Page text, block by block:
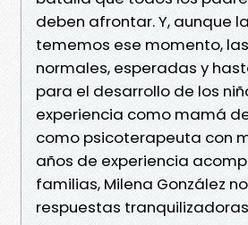
deben afrontar. Y, aunque
tememos ese momento,
normales, esperadas y
para el desarrollo de los
experiencia como mamá
como psicoterapeuta con
años de experiencia
familias, Milena González
respuestas